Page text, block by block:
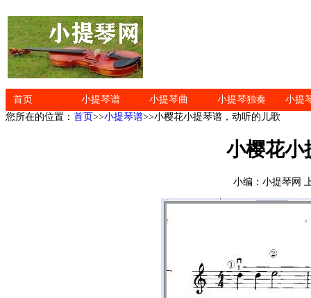
首页 小提琴谱 小提琴曲 小提琴独奏
小提
您所在的位置： 首页>>小提琴谱>>小樱花小提琴谱，动听的儿歌
小樱花小
小编：小提琴网